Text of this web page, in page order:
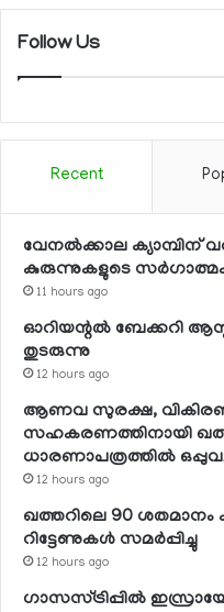
Follow Us
Recent
വേനല്‍ക്കാല ക്യാമ്പിന്
കുരുന്നുകളുടെ
11 hours ago
ഓറിയന്റല്‍ ബേക്കറി
തുടരുന്നു
12 hours ago
ആണവ സുരക്ഷ,
സഹകരണത്തിനായി
ധാരണാപത്രത്തില്‍
12 hours ago
ഖത്തറിലെ 90 ശതമാനം
റിട്ടേണുകള്‍ സമര്‍പ്പിച്ചു
12 hours ago
ഗാസസ്ട്രിപ്പില്‍